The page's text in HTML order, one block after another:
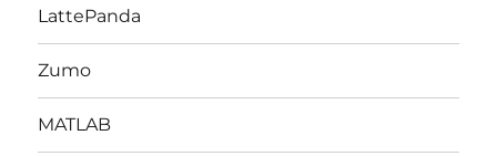
LattePanda
Zumo
MATLAB